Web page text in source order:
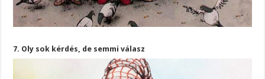
7. Oly sok kérdés, de semmi válasz